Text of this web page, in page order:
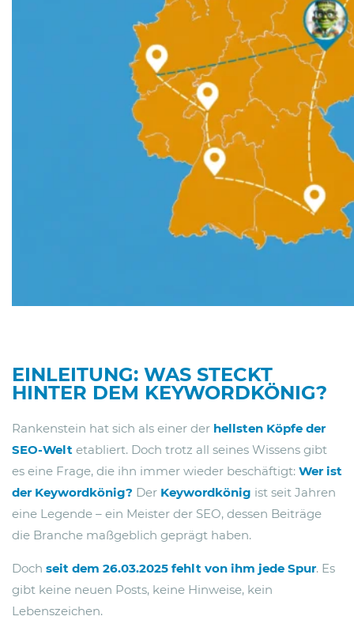
EINLEITUNG: WAS STECKT
HINTER DEM KEYWORDKÖNIG?
Rankenstein hat sich als einer der hellsten Köpfe der
SEO-Welt etabliert. Doch trotz all seines Wissens gibt
es eine Frage, die ihn immer wieder beschäftigt: Wer ist
der Keywordkönig? Der Keywordkönig ist seit Jahren
eine Legende – ein Meister der SEO, dessen Beiträge
die Branche maßgeblich geprägt haben.
Doch seit dem 26.03.2025 fehlt von ihm jede Spur. Es
gibt keine neuen Posts, keine Hinweise, kein
Lebenszeichen.